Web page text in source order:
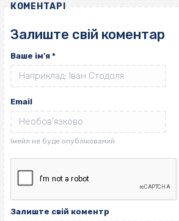
КОМЕНТАРІ
Залиште свій коментар
Ваше ім'я *
Email
Залиште свій коментр